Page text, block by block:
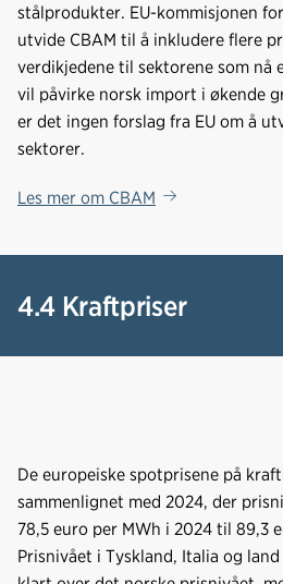
stålprodukter. EU-kommisjonen
utvide CBAM til å inkludere flere
verdikjedene til sektorene som nå
vil påvirke norsk import i økende
er det ingen forslag fra EU om å
sektorer.
Les mer om CBAM
4.4 Kraftpriser
De europeiske spotprisene på
sammenlignet med 2024, der
78,5 euro per MWh i 2024 til 89,3
Prisnivået i Tyskland, Italia og